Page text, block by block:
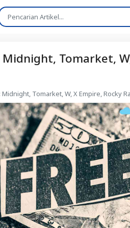
Tomarket,
Tomarket, W, X Empire, Rocky